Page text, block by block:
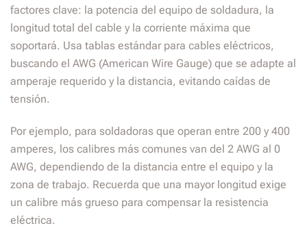
factores clave: la potencia del equipo de soldadura, la
longitud total del cable y la corriente máxima que
soportará. Usa tablas estándar para cables eléctricos,
buscando el AWG (American Wire Gauge) que se adapte al
amperaje requerido y la distancia, evitando caídas de
tensión.
Por ejemplo, para soldadoras que operan entre 200 y 400
amperes, los calibres más comunes van del 2 AWG al 0
AWG, dependiendo de la distancia entre el equipo y la
zona de trabajo. Recuerda que una mayor longitud exige
un calibre más grueso para compensar la resistencia
eléctrica.